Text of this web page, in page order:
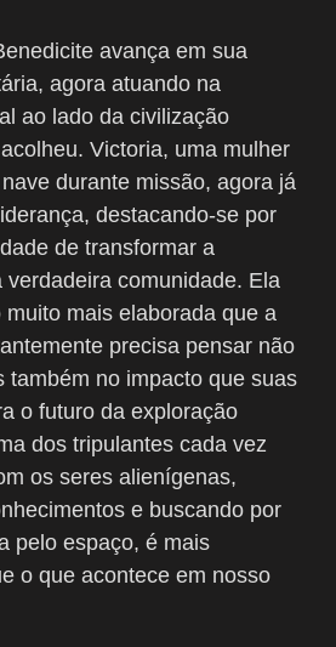
avança em sua
agora atuando na
ao lado da civilização
Victoria, uma mulher
durante missão, agora já
destacando-se por
de transformar a
comunidade. Ela
mais elaborada que a
precisa pensar não
também no impacto que suas
o futuro da exploração
dos tripulantes cada vez
os seres alienígenas,
e buscando por
pelo espaço, é mais
o que acontece em nosso